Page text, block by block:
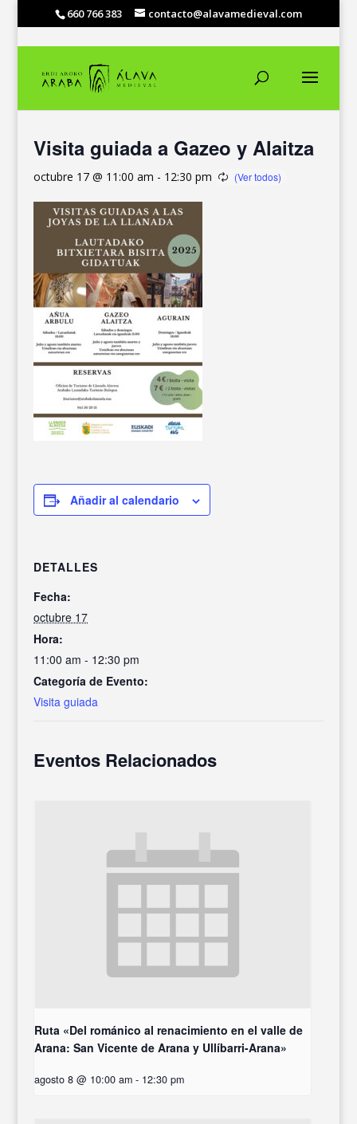
660 766 383 contacto@alavamedieval.com
Visita guiada a Gazeo y Alaitza
octubre 17 @ 11:00 am - 12:30 pm
Añadir al calendario
DETALLES
Fecha:
octubre 17
Hora:
11:00 am - 12:30 pm
Categoría de Evento:
Visita guiada
Eventos Relacionados
Ruta «Del románico al renacimiento en el valle de
Arana: San Vicente de Arana y Ullíbarri-Arana»
agosto 8 @ 10:00 am - 12:30 pm